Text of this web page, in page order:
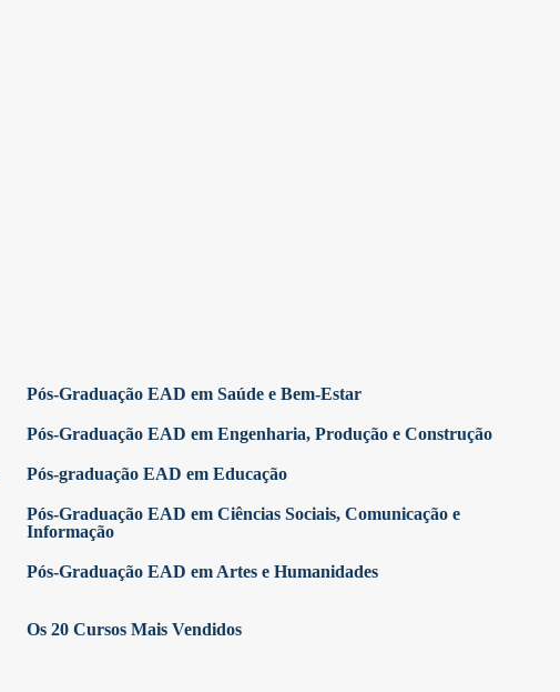
Pós-Graduação EAD em Saúde e Bem-Estar
Pós-Graduação EAD em Engenharia, Produção e Construção
Pós-graduação EAD em Educação
Pós-Graduação EAD em Ciências Sociais, Comunicação e
Informação
Pós-Graduação EAD em Artes e Humanidades
Os 20 Cursos Mais Vendidos